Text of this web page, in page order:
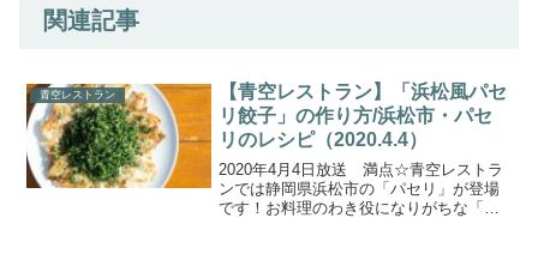
関連記事
青空レストラン
【青空レストラン】「浜松風パセ
リ餃子」の作り方/浜松市・パセ
リのレシピ（2020.4.4）
2020年4月4日放送 満点☆青空レストラ
ンでは静岡県浜松市の「パセリ」が登場
です！お料理のわき役になりがちな「パ